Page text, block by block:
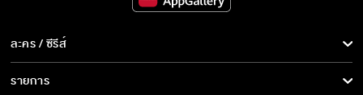
ละคร / ซีรีส์
ละคร/ซีรีส์
รายการ